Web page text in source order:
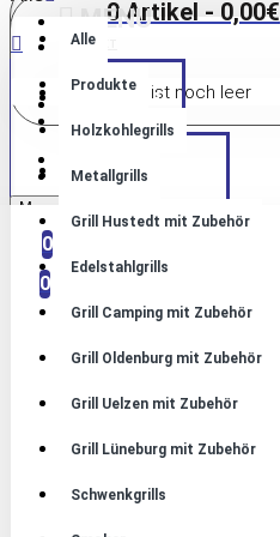
KONTAKT
REGISTRIEREN
VERGLEICHEN
Alle
Produkte
Holzkohlegrills
Metallgrills
Grill Hustedt mit Zubehör
Edelstahlgrills
Grill Camping mit Zubehör
Grill Oldenburg mit Zubehör
Grill Uelzen mit Zubehör
Grill Lüneburg mit Zubehör
Schwenkgrills
0 Artikel - 0,00€
Warenkorb ist noch leer
MENU
HOME
PRODUKTE
Menu
0
0